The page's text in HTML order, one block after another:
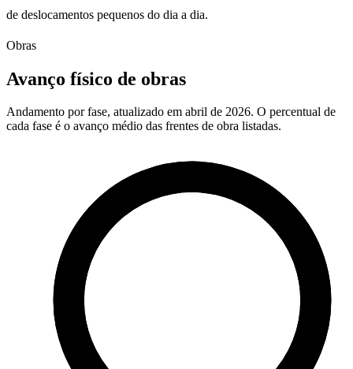
de deslocamentos pequenos do dia a dia.
Obras
Avanço físico de obras
Andamento por fase, atualizado em abril de 2026. O percentual de
cada fase é o avanço médio das frentes de obra listadas.